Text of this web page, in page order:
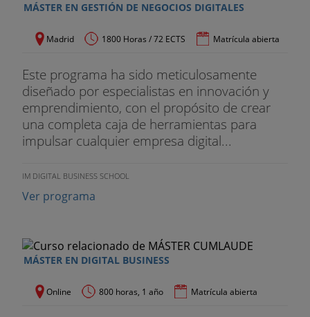
MÁSTER EN GESTIÓN DE NEGOCIOS DIGITALES
Madrid 1800 Horas / 72 ECTS Matrícula abierta
Este programa ha sido meticulosamente
diseñado por especialistas en innovación y
emprendimiento, con el propósito de crear
una completa caja de herramientas para
impulsar cualquier empresa digital...
IM DIGITAL BUSINESS SCHOOL
Ver programa
MÁSTER EN DIGITAL BUSINESS
Online 800 horas, 1 año Matrícula abierta